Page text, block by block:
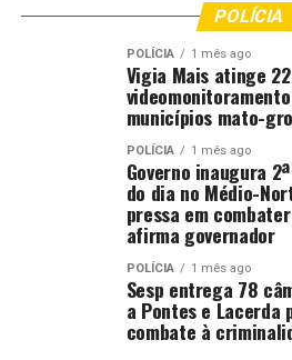
(Foto: Ascom Prefeitura/Victor
Prefeitura de Lucas do
POLÍCIA
POLÍCIA 1 mês ago
Vigia Mais atinge
municípios mato-
POLÍCIA 1 mês ago
Governo inaugura
do dia no Médio-
pressa em
afirma governador
POLÍCIA 1 mês ago
Sesp entrega 78
a Pontes e Lacerda
combate à